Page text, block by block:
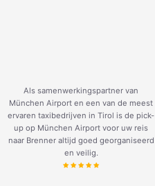
Als samenwerkingspartner van
München Airport en een van de meest
ervaren taxibedrijven in Tirol is de pick-
up op München Airport voor uw reis
naar Brenner altijd goed georganiseerd
en veilig.